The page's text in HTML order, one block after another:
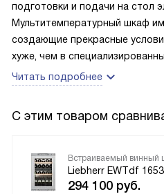
подготовки и подачи на стол
Мультитемпературный шкаф
создающие прекрасные
хуже, чем в
Читать подробнее
С этим товаром
Встраиваемый винный
Liebherr EWTdf 1653
294 100 руб.